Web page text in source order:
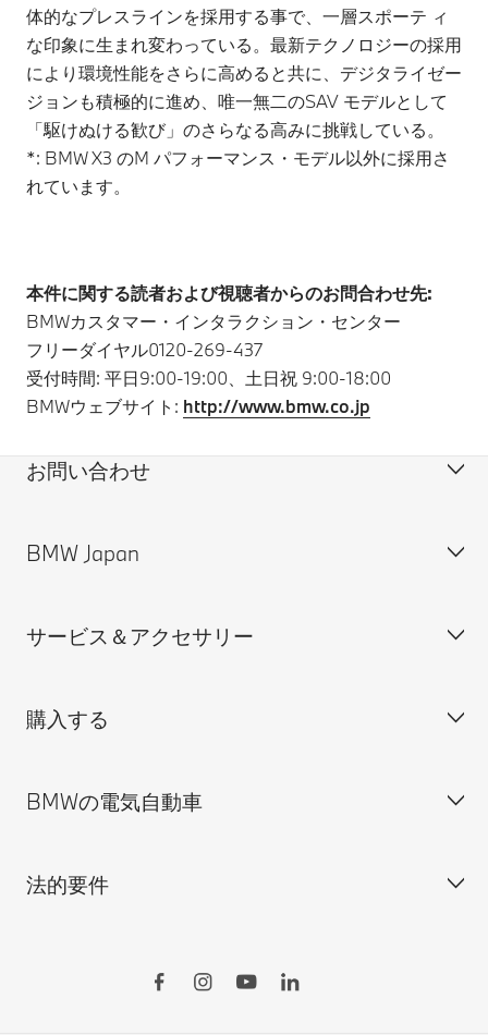
体的なプレスラインを採用する事で、一層スポーテ ィ
な印象に生まれ変わっている。最新テクノロジーの採用
により環境性能をさらに高めると共に、デジタライゼー
ジョンも積極的に進め、唯一無二のSAV モデルとして
「駆けぬける歓び」のさらなる高みに挑戦している。
*: BMW X3 のM パフォーマンス・モデル以外に採用さ
れています。
本件に関する読者および視聴者からのお問合わせ先:
BMWカスタマー・インタラクション・センター
フリーダイヤル0120-269-437
受付時間: 平日9:00-19:00、土日祝 9:00-18:00
BMWウェブサイト: http://www.bmw.co.jp
お問い合わせ
カスタマー・サポート＆お問い合わせ
見積依頼
ディーラー検索
BMW Japan
会社概要
BMW正規ディーラー採用情報
BMWのCSR活動
BMW Motorrad
サービス＆アクセサリー
BMW Service
BMW純正アクセサリー
BMWタイヤ＆ホイール
購入する
ご購入の前に
新車在庫検索
BMWの電気自動車
BMWの電気自動車
法的要件